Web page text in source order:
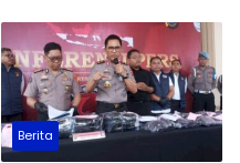
Ditingkatkan
Berita